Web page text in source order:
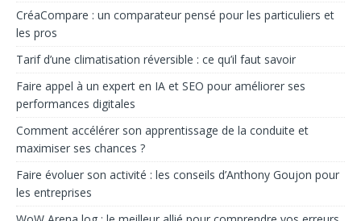
CréaCompare : un comparateur pensé pour les particuliers et
les pros
Tarif d’une climatisation réversible : ce qu’il faut savoir
Faire appel à un expert en IA et SEO pour améliorer ses
performances digitales
Comment accélérer son apprentissage de la conduite et
maximiser ses chances ?
Faire évoluer son activité : les conseils d’Anthony Goujon pour
les entreprises